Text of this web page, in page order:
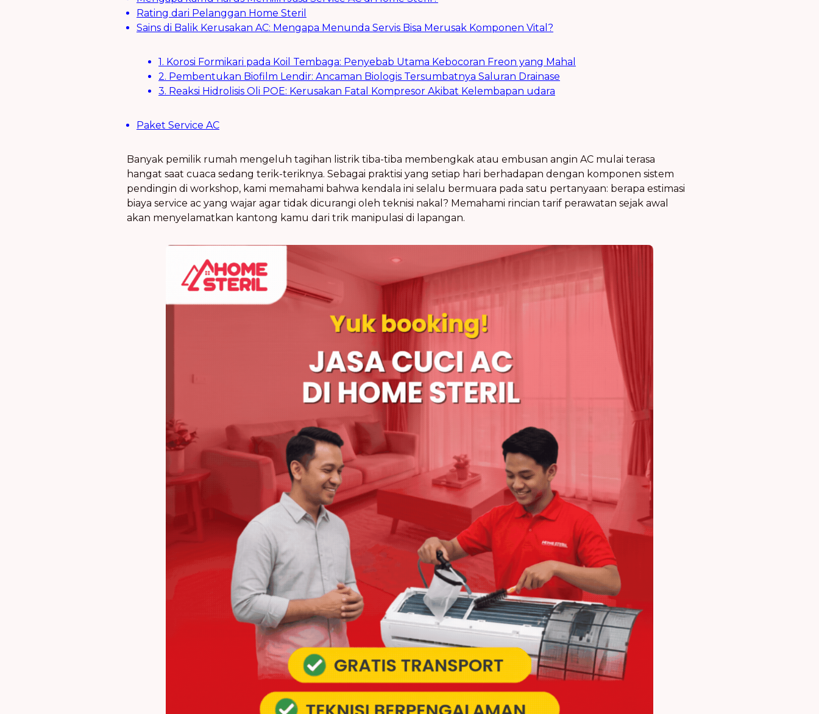
Rating dari Pelanggan Home Steril
Sains di Balik Kerusakan AC: Mengapa Menunda Servis Bisa Merusak Komponen Vital?
1. Korosi Formikari pada Koil Tembaga: Penyebab Utama Kebocoran Freon yang Mahal
2. Pembentukan Biofilm Lendir: Ancaman Biologis Tersumbatnya Saluran Drainase
3. Reaksi Hidrolisis Oli POE: Kerusakan Fatal Kompresor Akibat Kelembapan udara
Paket Service AC
Banyak pemilik rumah mengeluh tagihan listrik tiba-tiba membengkak atau embusan angin AC mulai terasa
hangat saat cuaca sedang terik-teriknya. Sebagai praktisi yang setiap hari berhadapan dengan komponen sistem
pendingin di workshop, kami memahami bahwa kendala ini selalu bermuara pada satu pertanyaan: berapa estimasi
biaya service ac yang wajar agar tidak dicurangi oleh teknisi nakal? Memahami rincian tarif perawatan sejak awal
akan menyelamatkan kantong kamu dari trik manipulasi di lapangan.